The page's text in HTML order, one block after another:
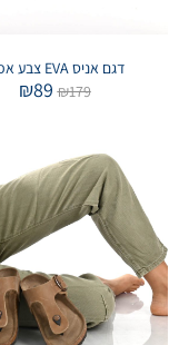
דגם אניס EVA צבע אפור
₪179
₪89